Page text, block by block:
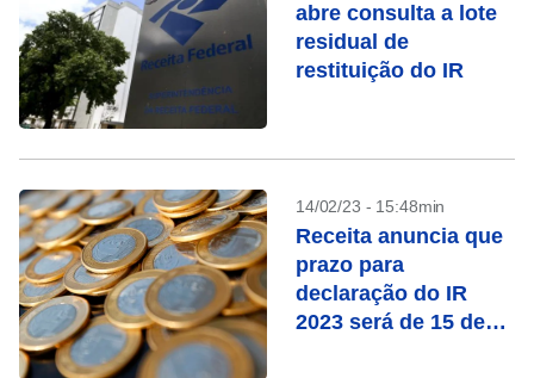
abre consulta a lote
residual de
restituição do IR
14/02/23 - 15:48min
Receita anuncia que
prazo para
declaração do IR
2023 será de 15 de